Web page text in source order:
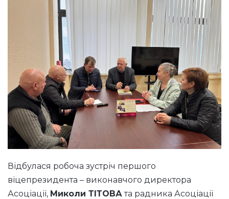
Відбулася робоча зустріч першого
віцепрезидента – виконавчого директора
Асоціації, Миколи ТІТОВА та радника Асоціації